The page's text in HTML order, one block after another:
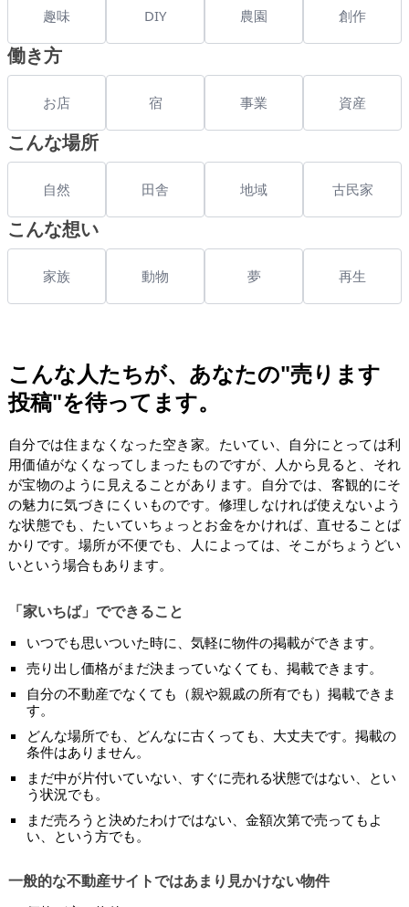
趣味 DIY 農園 創作
働き方
お店 宿 事業 資産
こんな場所
自然 田舎 地域 古民家
こんな想い
家族 動物 夢 再生
こんな人たちが、あなたの"売ります
投稿"を待ってます。
自分では住まなくなった空き家。たいてい、自分にとっては利
用価値がなくなってしまったものですが、人から見ると、それ
が宝物のように見えることがあります。自分では、客観的にそ
の魅力に気づきにくいものです。修理しなければ使えないよう
な状態でも、たいていちょっとお金をかければ、直せることば
かりです。場所が不便でも、人によっては、そこがちょうどい
いという場合もあります。
「家いちば」でできること
いつでも思いついた時に、気軽に物件の掲載ができます。
売り出し価格がまだ決まっていなくても、掲載できます。
自分の不動産でなくても（親や親戚の所有でも）掲載できま
す。
どんな場所でも、どんなに古くっても、大丈夫です。掲載の
条件はありません。
まだ中が片付いていない、すぐに売れる状態ではない、とい
う状況でも。
まだ売ろうと決めたわけではない、金額次第で売ってもよ
い、という方でも。
一般的な不動産サイトではあまり見かけない物件